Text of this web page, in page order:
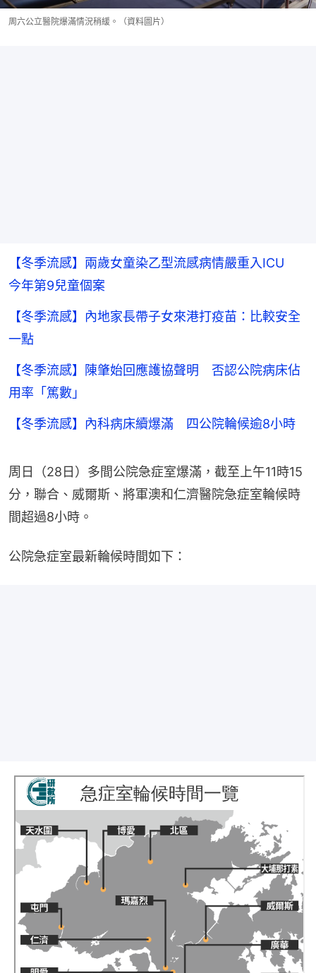
周六公立醫院爆滿情況稍緩。（資料圖片）
【冬季流感】兩歲女童染乙型流感病情嚴重入ICU
今年第9兒童個案
【冬季流感】內地家長帶子女來港打疫苗：比較安全
一點
【冬季流感】陳肇始回應護協聲明 否認公院病床佔
用率「篤數」
【冬季流感】內科病床續爆滿 四公院輪候逾8小時
周日（28日）多間公院急症室爆滿，截至上午11時15
分，聯合、威爾斯、將軍澳和仁濟醫院急症室輪候時
間超過8小時。
公院急症室最新輪候時間如下：